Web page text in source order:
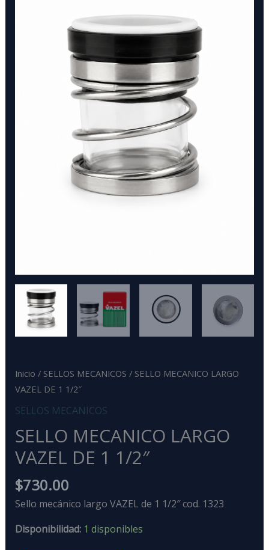
Inicio / SELLOS MECANICOS / SELLO MECANICO LARGO
VAZEL DE 1 1/2″
SELLOS MECANICOS
SELLO MECANICO LARGO
VAZEL DE 1 1/2″
$730.00
Sello mecánico largo VAZEL de 1 1/2″ cod. 1323
Disponibilidad: 1 disponibles